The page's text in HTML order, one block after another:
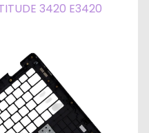
3420 E3420